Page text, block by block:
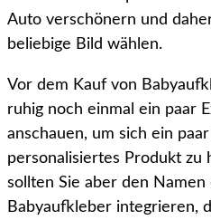
Auto verschönern und
beliebige Bild wählen.
Vor dem Kauf von
ruhig noch einmal ein paar
anschauen, um sich ein
personalisiertes Produkt zu
sollten Sie aber den
Babyaufkleber integrieren,